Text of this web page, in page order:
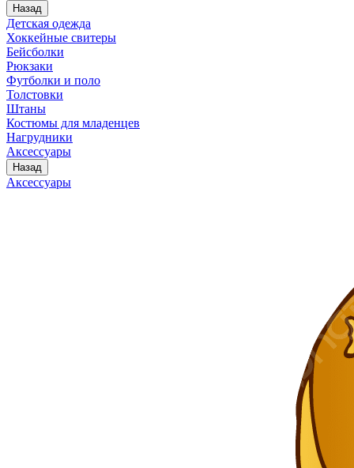
Назад
Детская одежда
Хоккейные свитеры
Бейсболки
Рюкзаки
Футболки и поло
Толстовки
Штаны
Костюмы для младенцев
Нагрудники
Аксессуары
Назад
Аксессуары